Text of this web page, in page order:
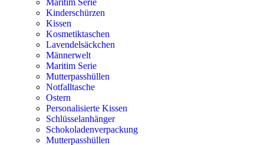
Maritim Serie
Kinderschürzen
Kissen
Kosmetiktaschen
Lavendelsäckchen
Männerwelt
Maritim Serie
Mutterpasshüllen
Notfalltasche
Ostern
Personalisierte Kissen
Schlüsselanhänger
Schokoladenverpackung
Mutterpasshüllen